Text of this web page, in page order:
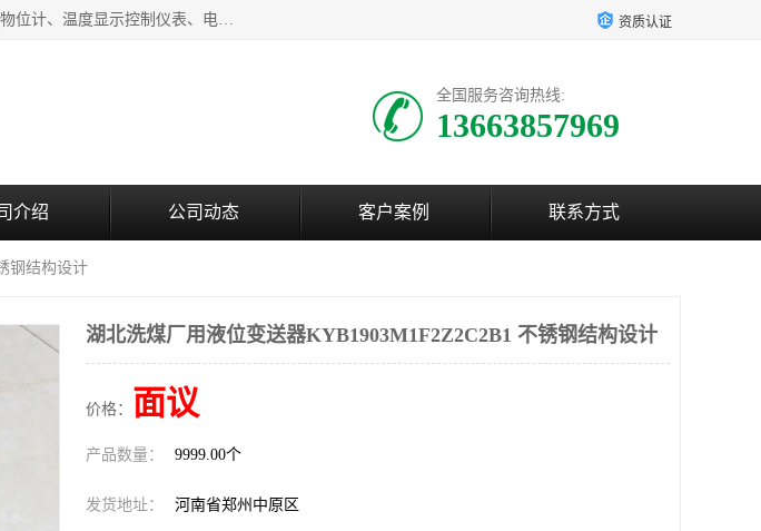
河南新瑞普测控技术有限公司主营：压力变送器、液位变送器、差压变送器、雷达料位计、电容物位计、温度显示控制仪表、电量变送器、流量计、工业自动化系统成套设备。 资质认证
全国服务咨询热线:
13663857969
介绍 公司动态 客户案例 联系方式
钢结构设计
湖北洗煤厂用液位变送器KYB1903M1F2Z2C2B1 不锈钢结构设计
价格： 面议
产品数量： 9999.00个
发货地址： 河南省郑州中原区